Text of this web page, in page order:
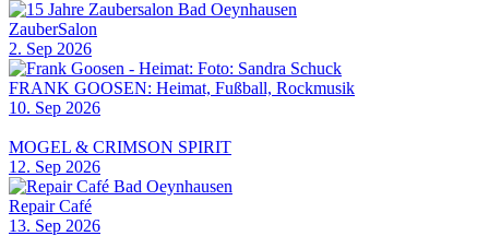
ZauberSalon
2. Sep 2026
FRANK GOOSEN: Heimat, Fußball, Rockmusik
10. Sep 2026
MOGEL & CRIMSON SPIRIT
12. Sep 2026
Repair Café
13. Sep 2026